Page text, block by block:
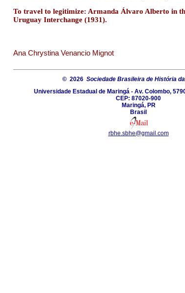
To travel to legitimize: Armanda Álvaro Alberto in
Uruguay Interchange (1931).
Ana Chrystina Venancio Mignot
© 2026 Sociedade Brasileira de História
Universidade Estadual de Maringá - Av. Colombo,
CEP: 87020-900
Maringá, PR
Brasil
rbhe.sbhe@gmail.com